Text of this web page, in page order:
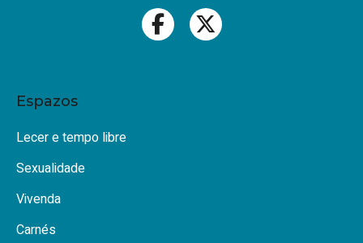
Espazos
Lecer e tempo libre
Sexualidade
Vivenda
Carnés